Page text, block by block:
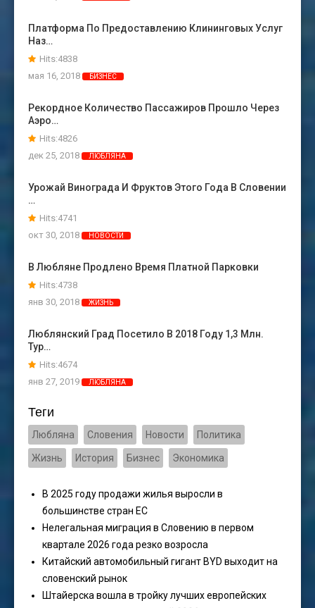
Платформа По Предоставлению Клининговых Услуг
Наз…
Hits:4838
мая 16, 2018
БИЗНЕС
Рекордное Количество Пассажиров Прошло Через
Аэро…
Hits:4826
дек 25, 2018
ЛЮБЛЯНА
Урожай Винограда И Фруктов Этого Года В Словении
…
Hits:4741
окт 30, 2018
НОВОСТИ
В Любляне Продлено Время Платной Парковки
Hits:4738
янв 30, 2018
ЖИЗНЬ
Люблянский Град Посетило В 2018 Году 1,3 Млн.
Тур…
Hits:4674
янв 27, 2019
ЛЮБЛЯНА
Теги
Любляна Словения Новости Политика
Жизнь История Бизнес Экономика
В 2025 году продажи жилья выросли в
большинстве стран ЕС
Нелегальная миграция в Словению в первом
квартале 2026 года резко возросла
Китайский автомобильный гигант BYD выходит на
словенский рынок
Штайерска вошла в тройку лучших европейских